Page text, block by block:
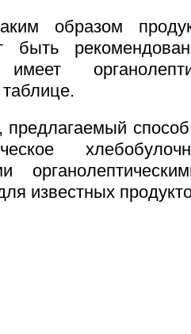
образом
быть
известных